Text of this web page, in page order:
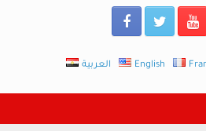
العربية English